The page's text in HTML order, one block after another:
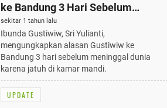
ke Bandung 3 Hari Sebelum
Meninggal Dunia
sekitar 1 tahun lalu
Ibunda Gustiwiw, Sri Yulianti,
mengungkapkan alasan Gustiwiw ke
Bandung 3 hari sebelum meninggal dunia
karena jatuh di kamar mandi.
UPDATE